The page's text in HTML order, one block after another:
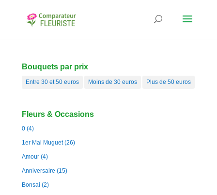
Bouquets par prix
Entre 30 et 50 euros Moins de 30 euros Plus de 50 euros
Fleurs & Occasions
0 (4)
1er Mai Muguet (26)
Amour (4)
Anniversaire (15)
Bonsai (2)